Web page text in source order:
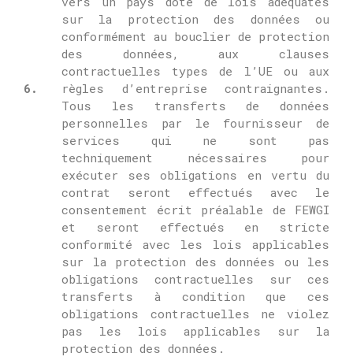
6.
sur la protection des données ou
conformément au bouclier de protection
des données, aux clauses
contractuelles types de l’UE ou aux
règles d’entreprise contraignantes.
Tous les transferts de données
personnelles par le fournisseur de
services qui ne sont pas
techniquement nécessaires pour
exécuter ses obligations en vertu du
contrat seront effectués avec le
consentement écrit préalable de FEWGI
et seront effectués en stricte
conformité avec les lois applicables
sur la protection des données ou les
obligations contractuelles sur ces
transferts à condition que ces
obligations contractuelles ne violez
pas les lois applicables sur la
protection des données.